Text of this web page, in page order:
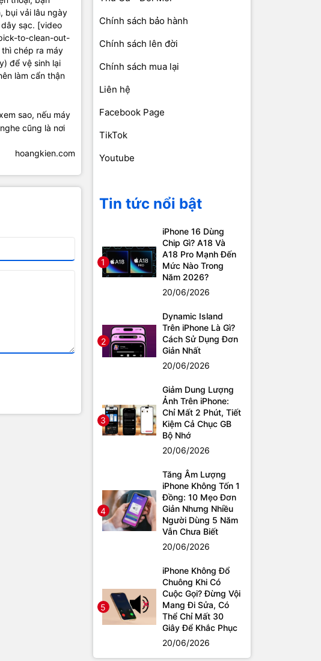
bụi vải lâu ngày
sạc. [video
to-clean-out-
chép ra máy
để vệ sinh lại
làm cẩn thận
sao, nếu máy
cũng là nơi
hoangkien.com
Chính sách bảo hành
Chính sách lên đời
Chính sách mua lại
Liên hệ
Facebook Page
TikTok
Youtube
Tin tức nổi bật
1
iPhone 16 Dùng
Chip Gì? A18 Và
A18 Pro Mạnh Đến
Mức Nào Trong
Năm 2026?
20/06/2026
2
Dynamic Island
Trên iPhone Là Gì?
Cách Sử Dụng Đơn
Giản Nhất
20/06/2026
3
Giảm Dung Lượng
Ảnh Trên iPhone:
Chỉ Mất 2 Phút, Tiết
Kiệm Cả Chục GB
Bộ Nhớ
20/06/2026
4
Tăng Âm Lượng
iPhone Không Tốn 1
Đồng: 10 Mẹo Đơn
Giản Nhưng Nhiều
Người Dùng 5 Năm
Vẫn Chưa Biết
20/06/2026
5
iPhone Không Đổ
Chuông Khi Có
Cuộc Gọi? Đừng Vội
Mang Đi Sửa, Có
Thể Chỉ Mất 30
Giây Để Khắc Phục
20/06/2026